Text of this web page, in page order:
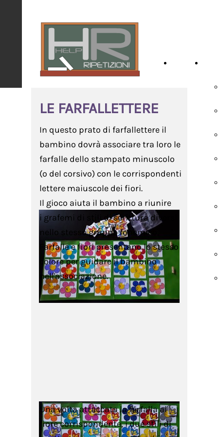
LE FARFALLETTERE
In questo prato di farfallettere il
bambino dovrà associare tra loro le
farfalle dello stampato minuscolo
(o del corsivo) con le corrispondenti
lettere maiuscole dei fiori.
Il gioco aiuta il bambino a riunire
i grafemi di stili di scrittura diversi
nello stesso gruppo fonemico,
Farfalle e fiori presentano lo stesso
colore per guidare il bambino
nell'associazione.
Una volta attaccata la farfalla al
fiore corrispondente, i due stili di